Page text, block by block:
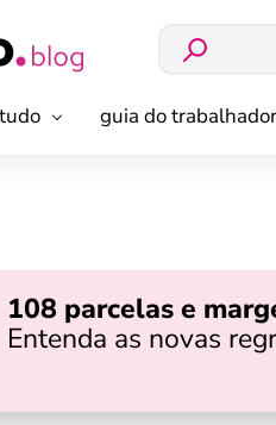
guia do trabalhador
108 parcelas e
Entenda as novas